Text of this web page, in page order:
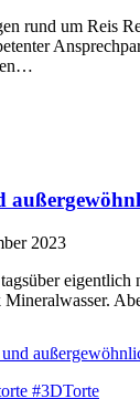
rund um Reis
2023
eigentlich